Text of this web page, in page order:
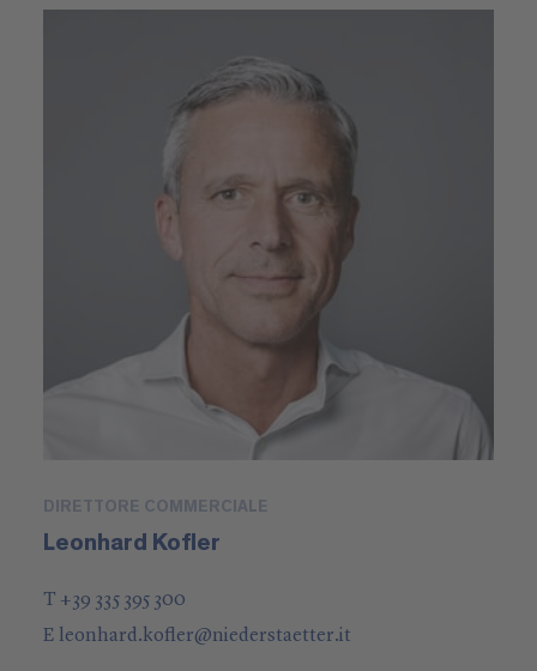
DIRETTORE COMMERCIALE
Leonhard Kofler
T +39 335 395 300
E leonhard.kofler@niederstaetter.it